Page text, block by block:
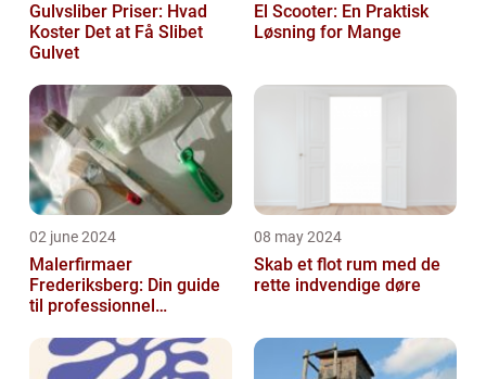
Gulvsliber Priser: Hvad
Koster Det at Få Slibet
Gulvet
El Scooter: En Praktisk
Løsning for Mange
02 june 2024
Malerfirmaer
Frederiksberg: Din guide
til professionnel
08 may 2024
Skab et flot rum med de
rette indvendige døre